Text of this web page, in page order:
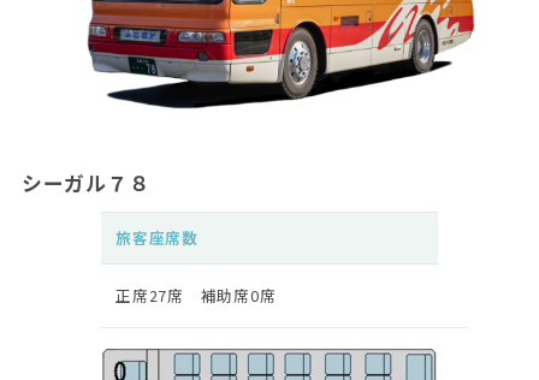
シーガル７８
旅客座席数
正席27席 補助席0席